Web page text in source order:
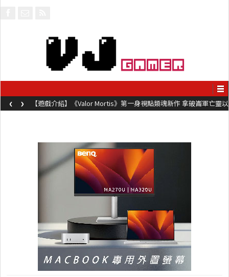
【遊戲介紹】《Valor Mortis》第一身視點類魂新作 拿破崙軍亡靈以
槍械劍與魔法殺敵
‹ ›